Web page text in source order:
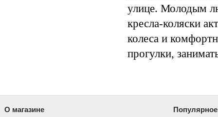
улице. Молодым
кресла-коляски
колеса и
прогулки,
О магазине Популярное